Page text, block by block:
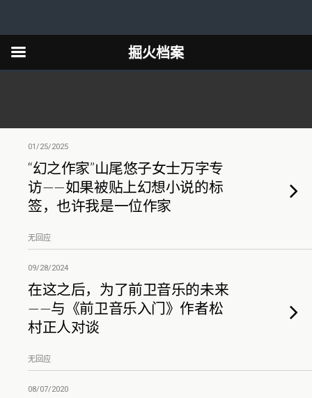
01/25/2025
“幻之作家”山尾悠子女士万字专
访——如果被贴上幻想小说的标
签，也许我是一位作家
无回应
09/28/2024
在这之后，为了前卫音乐的未来
——与《前卫音乐入门》作者松
村正人对谈
无回应
08/07/2020
掘火档案